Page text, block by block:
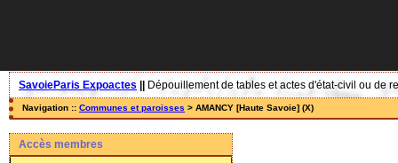
SavoieParis Expoactes Dépouillement de tables et actes d'état-civil ou de
Navigation :: Communes et paroisses > AMANCY [Haute Savoie] (X)
Accès membres